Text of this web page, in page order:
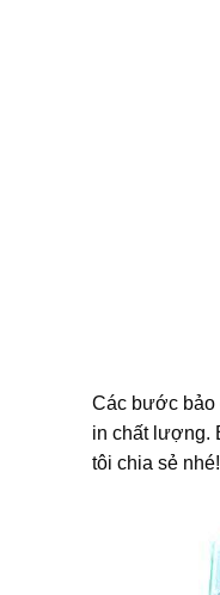
Các bước bảo
in chất lượng.
tôi chia sẻ nhé!